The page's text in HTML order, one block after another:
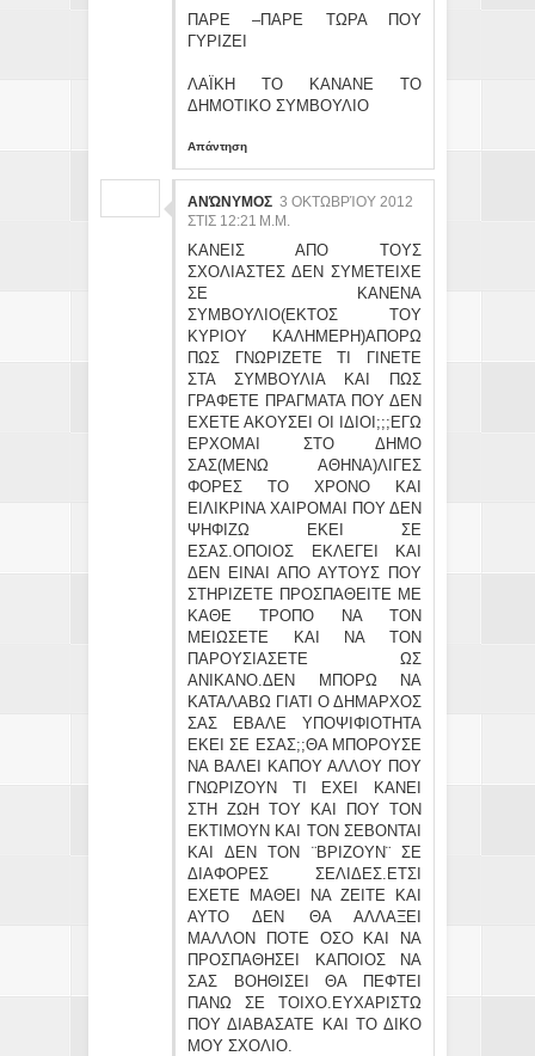
ΠΑΡΕ –ΠΑΡΕ ΤΩΡΑ ΠΟΥ
ΓΥΡΙΖΕΙ
ΛΑΪΚΗ ΤΟ ΚΑΝΑΝΕ ΤΟ
ΔΗΜΟΤΙΚΟ ΣΥΜΒΟΥΛΙΟ
Απάντηση
ΑΝΏΝΥΜΟΣ 3 ΟΚΤΩΒΡΊΟΥ 2012
ΣΤΙΣ 12:21 Μ.Μ.
ΚΑΝΕΙΣ ΑΠΟ ΤΟΥΣ
ΣΧΟΛΙΑΣΤΕΣ ΔΕΝ ΣΥΜΕΤΕΙΧΕ
ΣΕ ΚΑΝΕΝΑ
ΣΥΜΒΟΥΛΙΟ(ΕΚΤΟΣ ΤΟΥ
ΚΥΡΙΟΥ ΚΑΛΗΜΕΡΗ)ΑΠΟΡΩ
ΠΩΣ ΓΝΩΡΙΖΕΤΕ ΤΙ ΓΙΝΕΤΕ
ΣΤΑ ΣΥΜΒΟΥΛΙΑ ΚΑΙ ΠΩΣ
ΓΡΑΦΕΤΕ ΠΡΑΓΜΑΤΑ ΠΟΥ ΔΕΝ
ΕΧΕΤΕ ΑΚΟΥΣΕΙ ΟΙ ΙΔΙΟΙ;;;ΕΓΩ
ΕΡΧΟΜΑΙ ΣΤΟ ΔΗΜΟ
ΣΑΣ(ΜΕΝΩ ΑΘΗΝΑ)ΛΙΓΕΣ
ΦΟΡΕΣ ΤΟ ΧΡΟΝΟ ΚΑΙ
ΕΙΛΙΚΡΙΝΑ ΧΑΙΡΟΜΑΙ ΠΟΥ ΔΕΝ
ΨΗΦΙΖΩ ΕΚΕΙ ΣΕ
ΕΣΑΣ.ΟΠΟΙΟΣ ΕΚΛΕΓΕΙ ΚΑΙ
ΔΕΝ ΕΙΝΑΙ ΑΠΟ ΑΥΤΟΥΣ ΠΟΥ
ΣΤΗΡΙΖΕΤΕ ΠΡΟΣΠΑΘΕΙΤΕ ΜΕ
ΚΑΘΕ ΤΡΟΠΟ ΝΑ ΤΟΝ
ΜΕΙΩΣΕΤΕ ΚΑΙ ΝΑ ΤΟΝ
ΠΑΡΟΥΣΙΑΣΕΤΕ ΩΣ
ΑΝΙΚΑΝΟ.ΔΕΝ ΜΠΟΡΩ ΝΑ
ΚΑΤΑΛΑΒΩ ΓΙΑΤΙ Ο ΔΗΜΑΡΧΟΣ
ΣΑΣ ΕΒΑΛΕ ΥΠΟΨΙΦΙΟΤΗΤΑ
ΕΚΕΙ ΣΕ ΕΣΑΣ;;ΘΑ ΜΠΟΡΟΥΣΕ
ΝΑ ΒΑΛΕΙ ΚΑΠΟΥ ΑΛΛΟΥ ΠΟΥ
ΓΝΩΡΙΖΟΥΝ ΤΙ ΕΧΕΙ ΚΑΝΕΙ
ΣΤΗ ΖΩΗ ΤΟΥ ΚΑΙ ΠΟΥ ΤΟΝ
ΕΚΤΙΜΟΥΝ ΚΑΙ ΤΟΝ ΣΕΒΟΝΤΑΙ
ΚΑΙ ΔΕΝ ΤΟΝ ¨ΒΡΙΖΟΥΝ¨ ΣΕ
ΔΙΑΦΟΡΕΣ ΣΕΛΙΔΕΣ.ΕΤΣΙ
ΕΧΕΤΕ ΜΑΘΕΙ ΝΑ ΖΕΙΤΕ ΚΑΙ
ΑΥΤΟ ΔΕΝ ΘΑ ΑΛΛΑΞΕΙ
ΜΑΛΛΟΝ ΠΟΤΕ ΟΣΟ ΚΑΙ ΝΑ
ΠΡΟΣΠΑΘΗΣΕΙ ΚΑΠΟΙΟΣ ΝΑ
ΣΑΣ ΒΟΗΘΙΣΕΙ ΘΑ ΠΕΦΤΕΙ
ΠΑΝΩ ΣΕ ΤΟΙΧΟ.ΕΥΧΑΡΙΣΤΩ
ΠΟΥ ΔΙΑΒΑΣΑΤΕ ΚΑΙ ΤΟ ΔΙΚΟ
ΜΟΥ ΣΧΟΛΙΟ.